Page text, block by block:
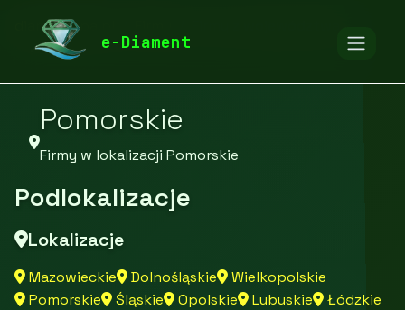
e-Diament
diamentspa.pl
Pomorskie
Firmy w lokalizacji Pomorskie
Podlokalizacje
Lokalizacje
Mazowieckie Dolnośląskie
Wielkopolskie
Pomorskie
Śląskie Opolskie Lubuskie
Łódzkie